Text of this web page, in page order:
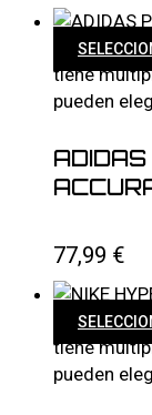
tiene
pueden
77,99 €
tiene
pueden